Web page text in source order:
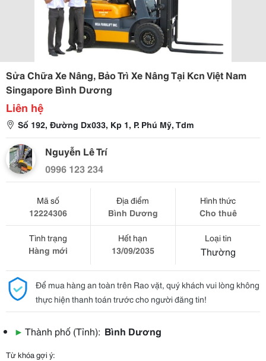
Sửa Chữa Xe Nâng, Bảo Trì Xe Nâng Tại Kcn Việt Nam
Singapore Bình Dương
Liên hệ
Số 192, Đường Dx033, Kp 1, P. Phú Mỹ, Tdm
Nguyễn Lê Trí
0996 123 234
Mã số
12224306
Địa điểm
Bình Dương
Hình thức
Cho thuê
Tình trạng
Hàng mới
Hết hạn
13/09/2035
Loại tin
Thường
Để mua hàng an toàn trên Rao vặt, quý khách vui lòng không
thực hiện thanh toán trước cho người đăng tin!
▶ Thành phố (Tỉnh): Bình Dương
Từ khóa gợi ý: